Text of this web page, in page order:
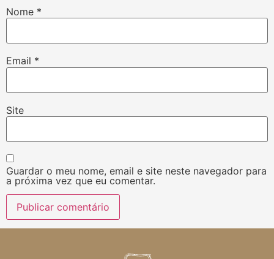
Nome *
Email *
Site
Guardar o meu nome, email e site neste navegador para
a próxima vez que eu comentar.